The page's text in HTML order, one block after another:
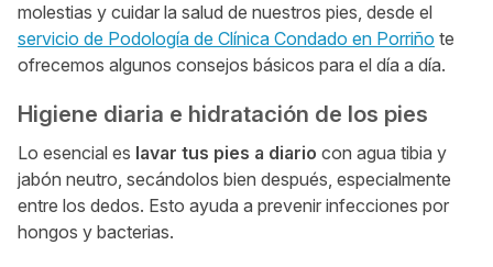
molestias y cuidar la salud de nuestros pies, desde el
servicio de Podología de Clínica Condado en Porriño te
ofrecemos algunos consejos básicos para el día a día.
Higiene diaria e hidratación de los pies
Lo esencial es lavar tus pies a diario con agua tibia y
jabón neutro, secándolos bien después, especialmente
entre los dedos. Esto ayuda a prevenir infecciones por
hongos y bacterias.